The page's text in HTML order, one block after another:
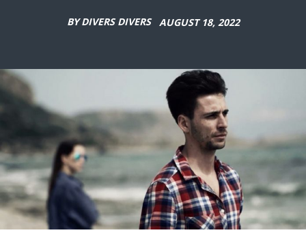
BY DIVERS DIVERS AUGUST 18, 2022